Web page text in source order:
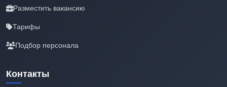
Разместить вакансию
Тарифы
Подбор персонала
Контакты